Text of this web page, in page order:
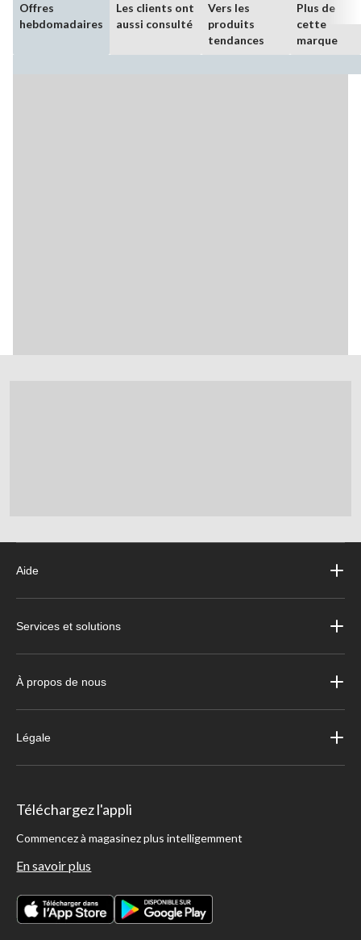
Offres
hebdomadaires
Les clients ont
aussi consulté
Vers les
produits
tendances
Plus de
cette
marque
Aide
Services et solutions
À propos de nous
Légale
Téléchargez l'appli
Commencez à magasinez plus intelligemment
En savoir plus